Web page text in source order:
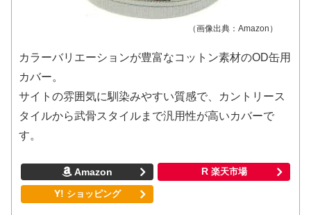
（画像出典：Amazon）
カラーバリエーションが豊富なコットン素材のOD缶用
カバー。
サイトの雰囲気に馴染みやすい質感で、カントリース
タイルから武骨スタイルまで汎用性が高いカバーで
す。